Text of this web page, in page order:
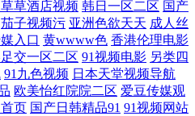
视频网站 91破解版免费官网入口 男人
费 亚洲欧美视频视频 国产综合久蜜芽
天 国产亚洲欧美精品爱 亚洲无吗电影
草酒店视频 韩日一区二区 国产
茄子视频污 亚洲色欲天天 成人丝
入口 黄wwww色 香港伦理电影
交一区二区 91视频电影 另类四
91九色视频 日本天堂视频导航
欧美怡红院院二区 爱豆传媒观
页 国产日韩精品91 91视频网站